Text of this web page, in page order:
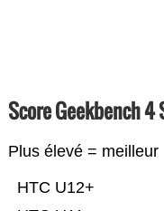
Score Geekbench 4
Plus élevé = meilleur
HTC U12+